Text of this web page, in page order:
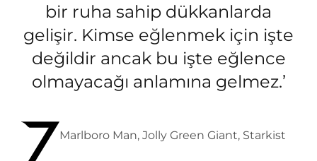
bir ruha sahip dükkanlarda
gelişir. Kimse eğlenmek için işte
değildir ancak bu işte eğlence
olmayacağı anlamına gelmez.’
Marlboro Man, Jolly Green Giant, Starkist